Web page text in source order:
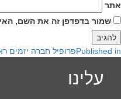
אתר
שמור בדפדפן זה את השם,
Published inפרופיל חברה יזמים
עלינו